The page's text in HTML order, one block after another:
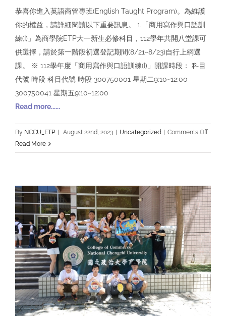
恭喜你進入英語商管專班(English Taught Program)。為維護
你的權益，請詳細閱讀以下重要訊息。 1.「商用寫作與口語訓
練(I)」為商學院ETP大一新生必修科目，112學年共開八堂課可
供選擇，請於第一階段初選登記期間(8/21~8/23)自行上網選
課。 ※ 112學年度「商用寫作與口語訓練(I)」開課時段： 科目
代號 時段 科目代號 時段 300750001 星期二9:10~12:00
300750041 星期五9:10~12:00
Read more......
By NCCU_ETP | August 22nd, 2023 | Uncategorized | Comments Offon
立
大
學
商
學
院
英
語
商
管
專
Read More
本校暑假上班時間調整異動通知(2023/7/17- 8/18
期間)